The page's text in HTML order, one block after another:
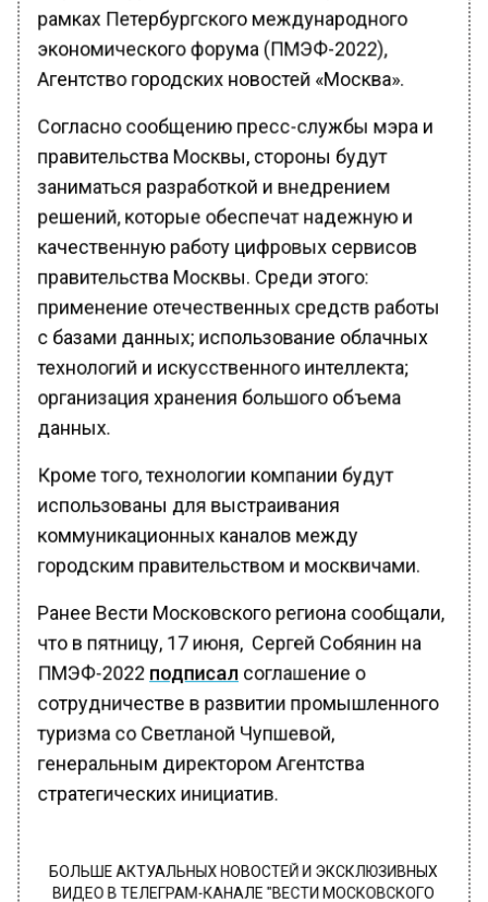
рамках Петербургского международного
экономического форума (ПМЭФ-2022),
Агентство городских новостей «Москва».
Согласно сообщению пресс-службы мэра и
правительства Москвы, стороны будут
заниматься разработкой и внедрением
решений, которые обеспечат надежную и
качественную работу цифровых сервисов
правительства Москвы. Среди этого:
применение отечественных средств работы
с базами данных; использование облачных
технологий и искусственного интеллекта;
организация хранения большого объема
данных.
Кроме того, технологии компании будут
использованы для выстраивания
коммуникационных каналов между
городским правительством и москвичами.
Ранее Вести Московского региона сообщали,
что в пятницу, 17 июня, Сергей Собянин на
ПМЭФ-2022 подписал соглашение о
сотрудничестве в развитии промышленного
туризма со Светланой Чупшевой,
генеральным директором Агентства
стратегических инициатив.
БОЛЬШЕ АКТУАЛЬНЫХ НОВОСТЕЙ И ЭКСКЛЮЗИВНЫХ
ВИДЕО В ТЕЛЕГРАМ-КАНАЛЕ "ВЕСТИ МОСКОВСКОГО